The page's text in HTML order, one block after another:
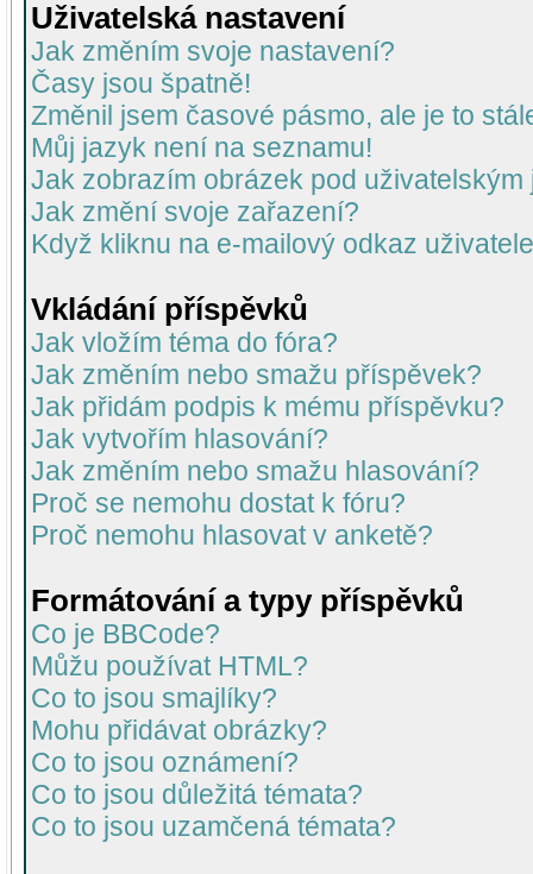
Uživatelská nastavení
Jak změním svoje nastavení?
Časy jsou špatně!
Změnil jsem časové pásmo, ale je to
Můj jazyk není na seznamu!
Jak zobrazím obrázek pod uživatelským
Jak změní svoje zařazení?
Když kliknu na e-mailový odkaz
Vkládání příspěvků
Jak vložím téma do fóra?
Jak změním nebo smažu příspěvek?
Jak přidám podpis k mému příspěvku?
Jak vytvořím hlasování?
Jak změním nebo smažu hlasování?
Proč se nemohu dostat k fóru?
Proč nemohu hlasovat v anketě?
Formátování a typy příspěvků
Co je BBCode?
Můžu používat HTML?
Co to jsou smajlíky?
Mohu přidávat obrázky?
Co to jsou oznámení?
Co to jsou důležitá témata?
Co to jsou uzamčená témata?